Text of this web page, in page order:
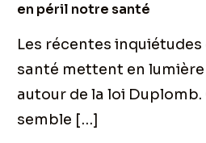
en péril notre santé
Les récentes
santé mettent en
autour de la loi Duplomb.
semble […]